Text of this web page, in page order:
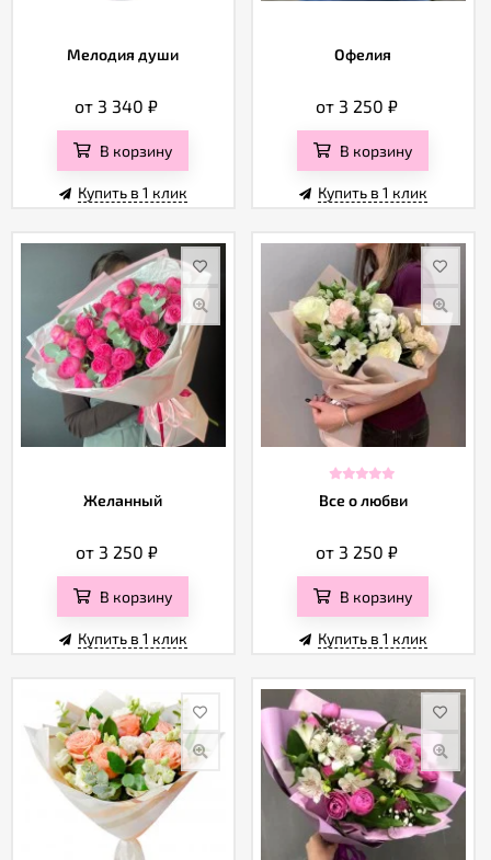
Мелодия души
от 3 340₽
В корзину
Купить в 1 клик
Офелия
от 3 250 ₽
В корзину
Купить в 1 клик
Желанный
от 3 250 ₽
В корзину
Купить в 1 клик
Все о любви
от 3 250 ₽
В корзину
Купить в 1 клик